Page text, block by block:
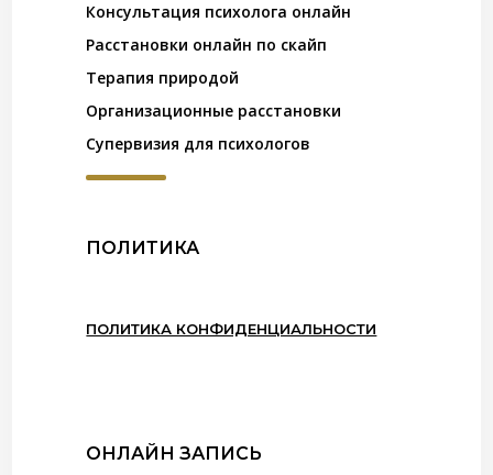
Консультация психолога онлайн
Расстановки онлайн по скайп
Терапия природой
Организационные расстановки
Супервизия для психологов
ПОЛИТИКА
ПОЛИТИКА КОНФИДЕНЦИАЛЬНОСТИ
ОНЛАЙН ЗАПИСЬ